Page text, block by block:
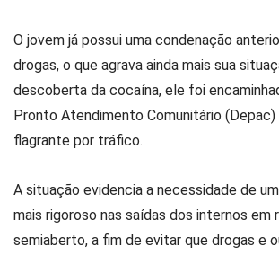
O jovem já possui uma condenação
drogas, o que agrava ainda mais sua
descoberta da cocaína, ele foi
Pronto Atendimento Comunitário
flagrante por tráfico.
A situação evidencia a necessidade de
mais rigoroso nas saídas dos internos em
semiaberto, a fim de evitar que drogas e